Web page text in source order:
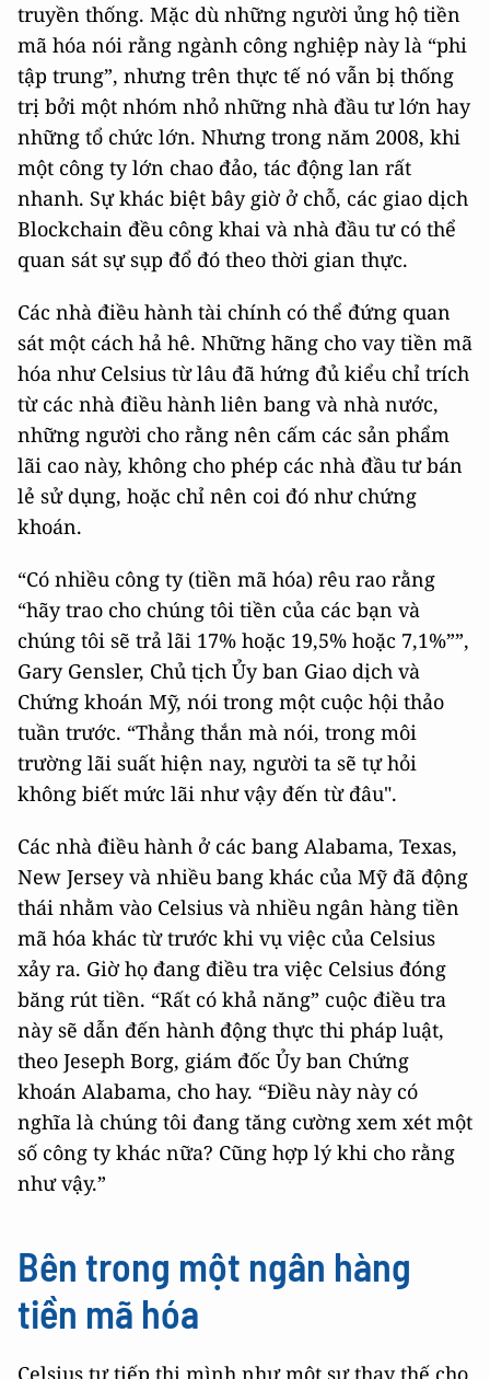
truyền thống. Mặc dù những người ủng hộ tiền
mã hóa nói rằng ngành công nghiệp này là “phi
tập trung”, nhưng trên thực tế nó vẫn bị thống
trị bởi một nhóm nhỏ những nhà đầu tư lớn hay
những tổ chức lớn. Nhưng trong năm 2008, khi
một công ty lớn chao đảo, tác động lan rất
nhanh. Sự khác biệt bây giờ ở chỗ, các giao dịch
Blockchain đều công khai và nhà đầu tư có thể
quan sát sự sụp đổ đó theo thời gian thực.
Các nhà điều hành tài chính có thể đứng quan
sát một cách hả hê. Những hãng cho vay tiền mã
hóa như Celsius từ lâu đã hứng đủ kiểu chỉ trích
từ các nhà điều hành liên bang và nhà nước,
những người cho rằng nên cấm các sản phẩm
lãi cao này, không cho phép các nhà đầu tư bán
lẻ sử dụng, hoặc chỉ nên coi đó như chứng
khoán.
“Có nhiều công ty (tiền mã hóa) rêu rao rằng
“hãy trao cho chúng tôi tiền của các bạn và
chúng tôi sẽ trả lãi 17% hoặc 19,5% hoặc 7,1%””,
Gary Gensler, Chủ tịch Ủy ban Giao dịch và
Chứng khoán Mỹ, nói trong một cuộc hội thảo
tuần trước. “Thẳng thắn mà nói, trong môi
trường lãi suất hiện nay, người ta sẽ tự hỏi
không biết mức lãi như vậy đến từ đâu".
Các nhà điều hành ở các bang Alabama, Texas,
New Jersey và nhiều bang khác của Mỹ đã động
thái nhằm vào Celsius và nhiều ngân hàng tiền
mã hóa khác từ trước khi vụ việc của Celsius
xảy ra. Giờ họ đang điều tra việc Celsius đóng
băng rút tiền. “Rất có khả năng” cuộc điều tra
này sẽ dẫn đến hành động thực thi pháp luật,
theo Jeseph Borg, giám đốc Ủy ban Chứng
khoán Alabama, cho hay. “Điều này này có
nghĩa là chúng tôi đang tăng cường xem xét một
số công ty khác nữa? Cũng hợp lý khi cho rằng
như vậy.”
Bên trong một ngân hàng
tiền mã hóa